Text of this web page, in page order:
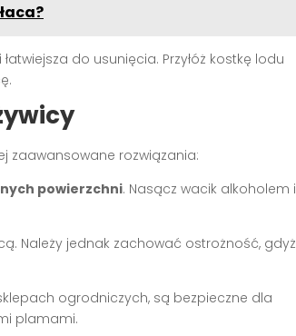
do usunięcia. Przyłóż kostkę lodu
zaawansowane rozwiązania:
powierzchni. Nasącz wacik alkoholem i
Należy jednak zachować ostrożność, gdyż
ogrodniczych, są bezpieczne dla
plamami.